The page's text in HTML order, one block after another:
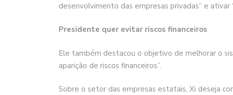
desenvolvimento das empresas privadas” e ativar
Presidente quer evitar riscos financeiros
Ele também destacou o objetivo de melhorar o
aparição de riscos financeiros”.
Sobre o setor das empresas estatais, Xi deseja